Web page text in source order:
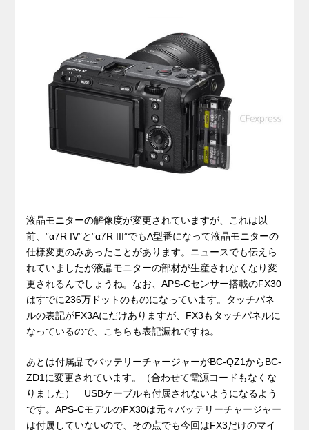
液晶モニターの解像度が変更されていますが、これは以
前、”α7R IV”と”α7R III”でもA型番になって液晶モニターの
仕様変更のみあったことがあります。ニュースでも伝えら
れていましたが液晶モニターの部材が生産されなくなり変
更されるんでしょうね。なお、APS-Cセンサー搭載のFX30
はすでに236万ドットのものになっています。タッチパネ
ルの表記がFX3Aにだけありますが、FX3もタッチパネルに
なっているので、こちらも表記漏れですね。
あとは付属品でバッテリーチャージャーがBC-QZ1からBC-
ZD1に変更されています。（合わせて電源コードもなくな
りました） USBケーブルも付属されないようになるよう
です。APS-CモデルのFX30は元々バッテリーチャージャー
は付属していないので、その点でも今回はFX3だけのマイ